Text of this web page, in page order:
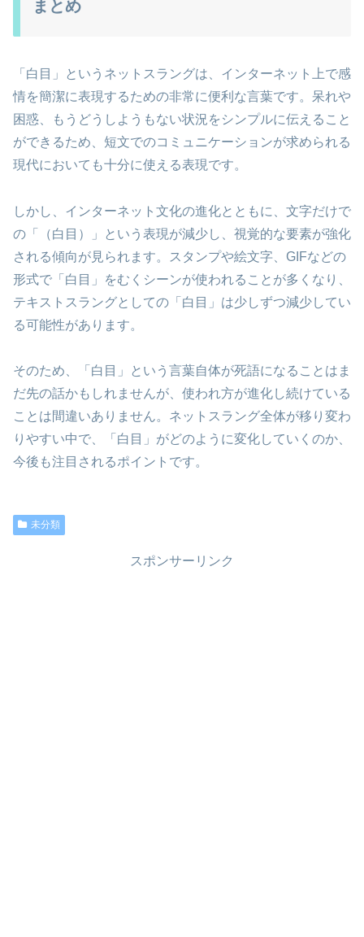
まとめ
「白目」というネットスラングは、インターネット上で感
情を簡潔に表現するための非常に便利な言葉です。呆れや
困惑、もうどうしようもない状況をシンプルに伝えること
ができるため、短文でのコミュニケーションが求められる
現代においても十分に使える表現です。
しかし、インターネット文化の進化とともに、文字だけで
の「（白目）」という表現が減少し、視覚的な要素が強化
される傾向が見られます。スタンプや絵文字、GIFなどの
形式で「白目」をむくシーンが使われることが多くなり、
テキストスラングとしての「白目」は少しずつ減少してい
る可能性があります。
そのため、「白目」という言葉自体が死語になることはま
だ先の話かもしれませんが、使われ方が進化し続けている
ことは間違いありません。ネットスラング全体が移り変わ
りやすい中で、「白目」がどのように変化していくのか、
今後も注目されるポイントです。
未分類
スポンサーリンク